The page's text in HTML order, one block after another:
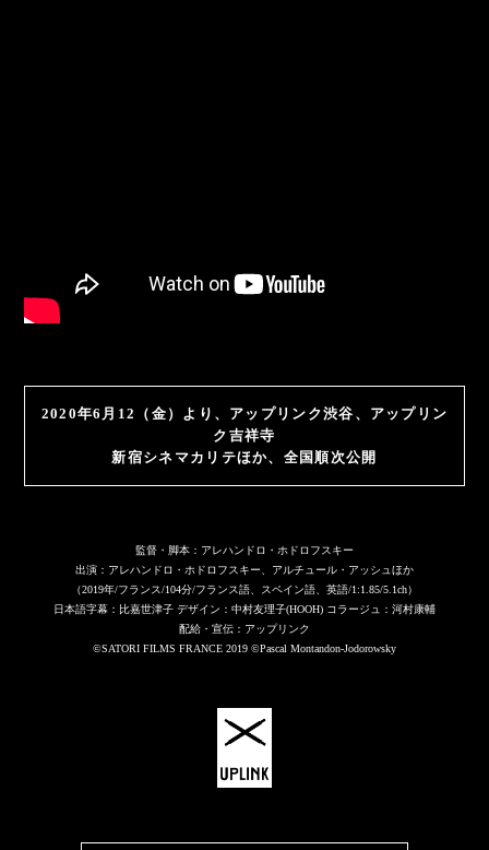
2020年6月12（金）より、アップリンク渋谷、アップリン
ク吉祥寺
新宿シネマカリテほか、全国順次公開
監督・脚本：アレハンドロ・ホドロフスキー
出演：アレハンドロ・ホドロフスキー、アルチュール・アッシュほか
（2019年/フランス/104分/フランス語、スペイン語、英語/1:1.85/5.1ch）
日本語字幕：比嘉世津子 デザイン：中村友理子(HOOH) コラージュ：河村康輔
配給・宣伝：アップリンク
©SATORI FILMS FRANCE 2019 ©Pascal Montandon-Jodorowsky